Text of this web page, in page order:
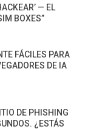
— EL
BOXES”
FÁCILES PARA
DE IA
DE PHISHING
¿ESTÁS